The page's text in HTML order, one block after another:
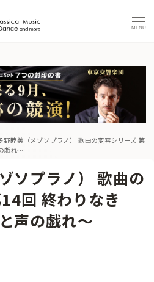
MENU
野睦美（メゾソプラノ） 歌曲の変容シリーズ 第
戯れ〜
ソプラノ） 歌曲の
回 終わりなき
声の戯れ〜